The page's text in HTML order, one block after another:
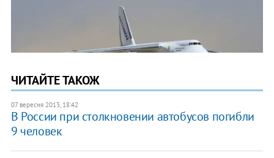
ЧИТАЙТЕ ТАКОЖ
07 вересня 2013, 18:42
В России при столкновении автобусов погибли
9 человек